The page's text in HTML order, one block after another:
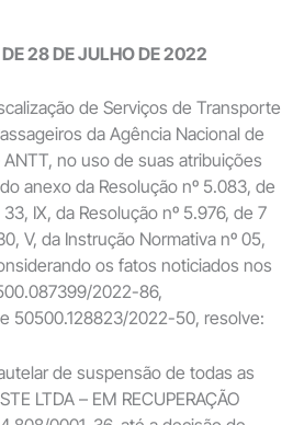
28 DE JULHO DE 2022
de Serviços de Transporte
da Agência Nacional de
no uso de suas atribuições
anexo da Resolução nº 5.083, de
IX, da Resolução nº 5.976, de 7
V, da Instrução Normativa nº 05,
os fatos noticiados nos
2022-86,
50500.128823/2022-50, resolve:
de suspensão de todas as
LTDA – EM RECUPERAÇÃO